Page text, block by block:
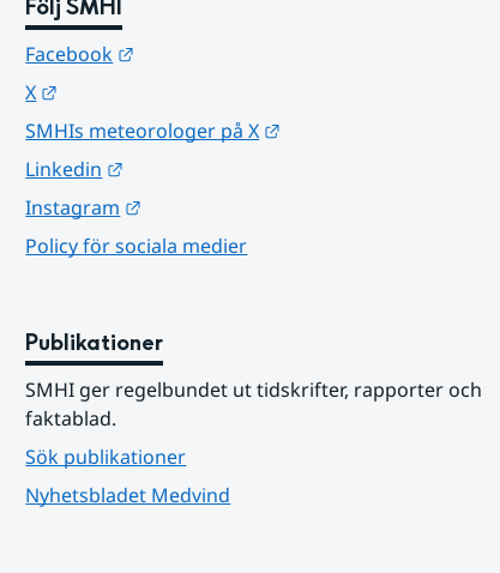
Följ SMHI
Facebook
X
SMHIs meteorologer på X
Linkedin
Instagram
Policy för sociala medier
Publikationer
SMHI ger regelbundet ut tidskrifter, rapporter och
faktablad.
Sök publikationer
Nyhetsbladet Medvind